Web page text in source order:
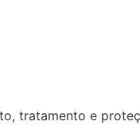
tratamento e